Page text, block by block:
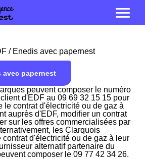
/ Enedis avec papernest
avec papernest
peuvent composer le numéro
d'EDF au 09 69 32 15 15 pour
le contrat d'électricité ou de gaz à
auprès d'EDF, modifier un contrat
sur les offres commercialisées par
les Clarquois
contrat d'électricité ou de gaz à leur
alternatif partenaire du
composer le 09 77 42 34 26.